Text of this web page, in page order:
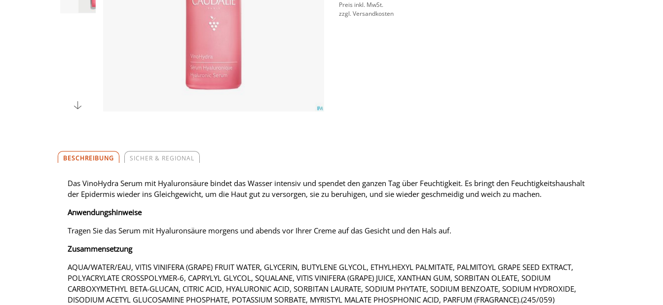
Preis inkl. MwSt.
zzgl. Versandkosten
BESCHREIBUNG SICHER & REGIONAL
Das VinoHydra Serum mit Hyaluronsäure bindet das Wasser intensiv und spendet den ganzen Tag über Feuchtigkeit. Es bringt den Feuchtigkeitshaushalt
der Epidermis wieder ins Gleichgewicht, um die Haut gut zu versorgen, sie zu beruhigen, und sie wieder geschmeidig und weich zu machen.
Anwendungshinweise
Tragen Sie das Serum mit Hyaluronsäure morgens und abends vor Ihrer Creme auf das Gesicht und den Hals auf.
Zusammensetzung
AQUA/WATER/EAU, VITIS VINIFERA (GRAPE) FRUIT WATER, GLYCERIN, BUTYLENE GLYCOL, ETHYLHEXYL PALMITATE, PALMITOYL GRAPE SEED EXTRACT,
POLYACRYLATE CROSSPOLYMER-6, CAPRYLYL GLYCOL, SQUALANE, VITIS VINIFERA (GRAPE) JUICE, XANTHAN GUM, SORBITAN OLEATE, SODIUM
CARBOXYMETHYL BETA-GLUCAN, CITRIC ACID, HYALURONIC ACID, SORBITAN LAURATE, SODIUM PHYTATE, SODIUM BENZOATE, SODIUM HYDROXIDE,
DISODIUM ACETYL GLUCOSAMINE PHOSPHATE, POTASSIUM SORBATE, MYRISTYL MALATE PHOSPHONIC ACID, PARFUM (FRAGRANCE).(245/059)